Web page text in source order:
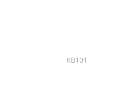
КВ101